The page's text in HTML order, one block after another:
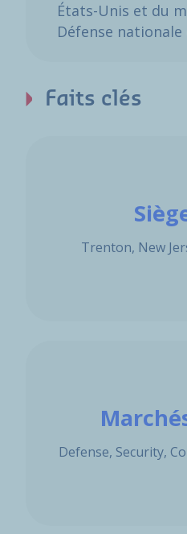
États-Unis et du
Défense nationale
Faits clés
Trenton, New
Defense, Security,